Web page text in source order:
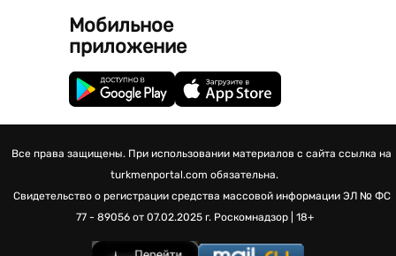
Мобильное
приложение
Все права защищены. При использовании материалов с сайта ссылка на
turkmenportal.com обязательна.
Свидетельство о регистрации средства массовой информации ЭЛ № ФС
77 - 89056 от 07.02.2025 г. Роскомнадзор | 18+